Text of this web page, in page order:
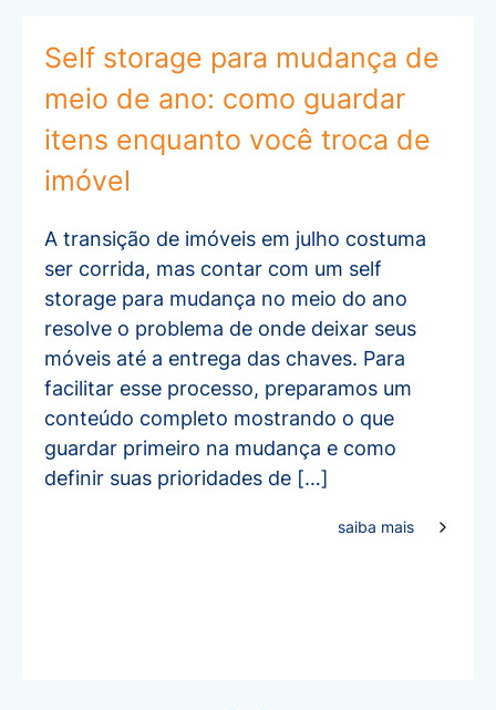
Self storage para mudança de
meio de ano: como guardar
itens enquanto você troca de
imóvel
A transição de imóveis em julho costuma
ser corrida, mas contar com um self
storage para mudança no meio do ano
resolve o problema de onde deixar seus
móveis até a entrega das chaves. Para
facilitar esse processo, preparamos um
conteúdo completo mostrando o que
guardar primeiro na mudança e como
definir suas prioridades de […]
saiba mais